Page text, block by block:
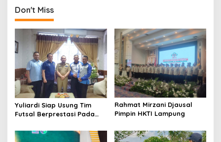
n
a
v
i
g
a
t
i
o
n
Don't Miss
Yuliardi Siap Usung Tim
Futsal Berprestasi Pada
Rahmat Mirzani Djausal
Pimpin HKTI Lampung